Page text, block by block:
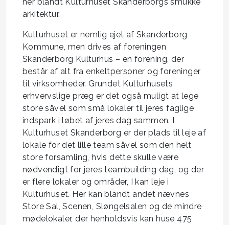
arkitektur.
Kulturhuset er nemlig ejet af Skanderborg
Kommune, men drives af foreningen
Skanderborg Kulturhus – en forening, der
består af alt fra enkeltpersoner og foreninger
til virksomheder. Grundet Kulturhusets
erhvervslige præg er det også muligt at lege
store såvel som små lokaler til jeres faglige
indspark i løbet af jeres dag sammen. I
Kulturhuset Skanderborg er der plads til leje af
lokale for det lille team såvel som den helt
store forsamling, hvis dette skulle være
nødvendigt for jeres teambuilding dag, og der
er flere lokaler og områder, I kan leje i
Kulturhuset. Her kan blandt andet nævnes
Store Sal, Scenen, Sløngelsalen og de mindre
mødelokaler, der henholdsvis kan huse 475